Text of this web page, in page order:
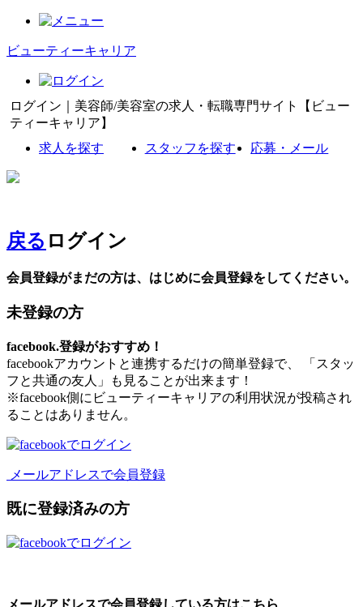
ビューティーキャリア
ログイン｜美容師/美容室の求人・転職専門サイト【ビュー
ティーキャリア】
求人を探す
スタッフを探す 応募・メール
戻る ログイン
会員登録がまだの方は、はじめに会員登録をしてください。
未登録の方
facebook.登録がおすすめ！
facebookアカウントと連携するだけの簡単登録で、 「スタッ
フと共通の友人」も見ることが出来ます！
※facebook側にビューティーキャリアの利用状況が投稿され
ることはありません。
メールアドレスで会員登録
既に登録済みの方